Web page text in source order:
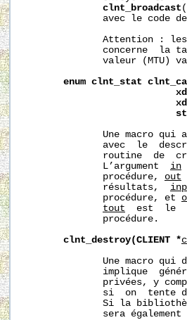
clnt_broadcast
avec le code
Attention :
concerne  la
valeur (MTU)
enum clnt_stat
Une macro qui
avec  le
routine  de
              L’argument
in
              procédure,
out
              résultats,
              procédure, et
tout
est  le
              procédure.
clnt_destroy(CLIENT *
Une macro qui
implique
privées, y
si  on  tente
Si la
sera également